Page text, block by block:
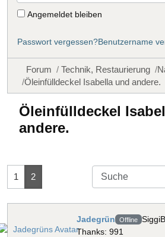
Angemeldet bleiben
Passwort vergessen?Benutzername
Forum Technik, Restaurierung
Öleinfülldeckel Isabella und andere.
Öleinfülldeckel
andere.
1 2
Jadegrün Offline Siggi
Thanks: 991